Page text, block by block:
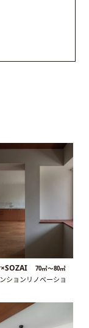
70㎡〜80㎡
ションリノベーショ